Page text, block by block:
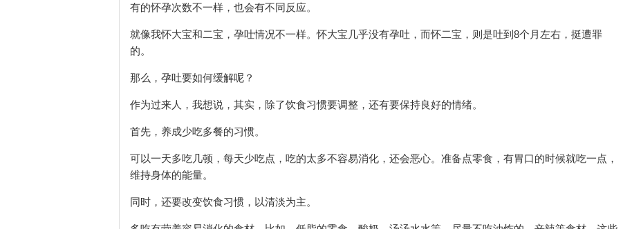
有的怀孕次数不一样，也会有不同反应。
就像我怀大宝和二宝，孕吐情况不一样。怀大宝几乎没有孕吐，而怀二宝，则是吐到8个月左右，挺遭罪
的。
那么，孕吐要如何缓解呢？
作为过来人，我想说，其实，除了饮食习惯要调整，还有要保持良好的情绪。
首先，养成少吃多餐的习惯。
可以一天多吃几顿，每天少吃点，吃的太多不容易消化，还会恶心。准备点零食，有胃口的时候就吃一点，
维持身体的能量。
同时，还要改变饮食习惯，以清淡为主。